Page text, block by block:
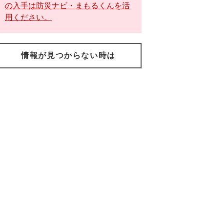
の入手は防災ナビ・まもるくんを活
用ください。
情報が見つからない時は